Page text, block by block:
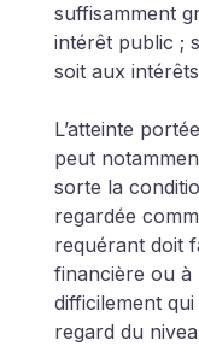
suffisamment
intérêt public ;
soit aux
L’atteinte
peut
sorte la
regardée
requérant doit
financière ou à
difficilement
regard du